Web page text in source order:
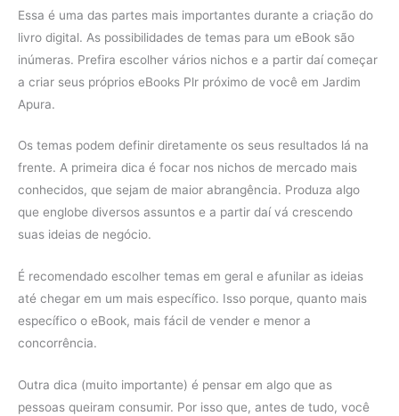
Essa é uma das partes mais importantes durante a criação do
livro digital. As possibilidades de temas para um eBook são
inúmeras. Prefira escolher vários nichos e a partir daí começar
a criar seus próprios eBooks Plr próximo de você em Jardim
Apura.
Os temas podem definir diretamente os seus resultados lá na
frente. A primeira dica é focar nos nichos de mercado mais
conhecidos, que sejam de maior abrangência. Produza algo
que englobe diversos assuntos e a partir daí vá crescendo
suas ideias de negócio.
É recomendado escolher temas em geral e afunilar as ideias
até chegar em um mais específico. Isso porque, quanto mais
específico o eBook, mais fácil de vender e menor a
concorrência.
Outra dica (muito importante) é pensar em algo que as
pessoas queiram consumir. Por isso que, antes de tudo, você